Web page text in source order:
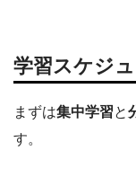
学習スケジ
まずは集中学習と
す。